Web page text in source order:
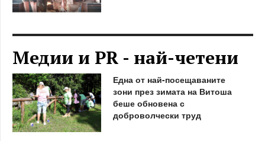
Медии и PR - най-четени
Една от най-посещаваните
зони през зимата на Витоша
беше обновена с
доброволчески труд